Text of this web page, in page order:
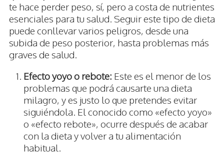
te hace perder peso, sí, pero a costa de nutrientes
esenciales para tu salud. Seguir este tipo de dieta
puede conllevar varios peligros, desde una
subida de peso posterior, hasta problemas más
graves de salud.
Efecto yoyo o rebote: Este es el menor de los
problemas que podrá causarte una dieta
milagro, y es justo lo que pretendes evitar
siguiéndola. El conocido como «efecto yoyo»
o «efecto rebote», ocurre después de acabar
con la dieta y volver a tu alimentación
habitual.